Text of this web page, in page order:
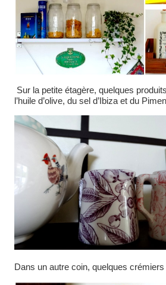
Sur la petite étagère, quelques
l’huile d’olive, du sel d’Ibiza et du
Dans un autre coin, quelques